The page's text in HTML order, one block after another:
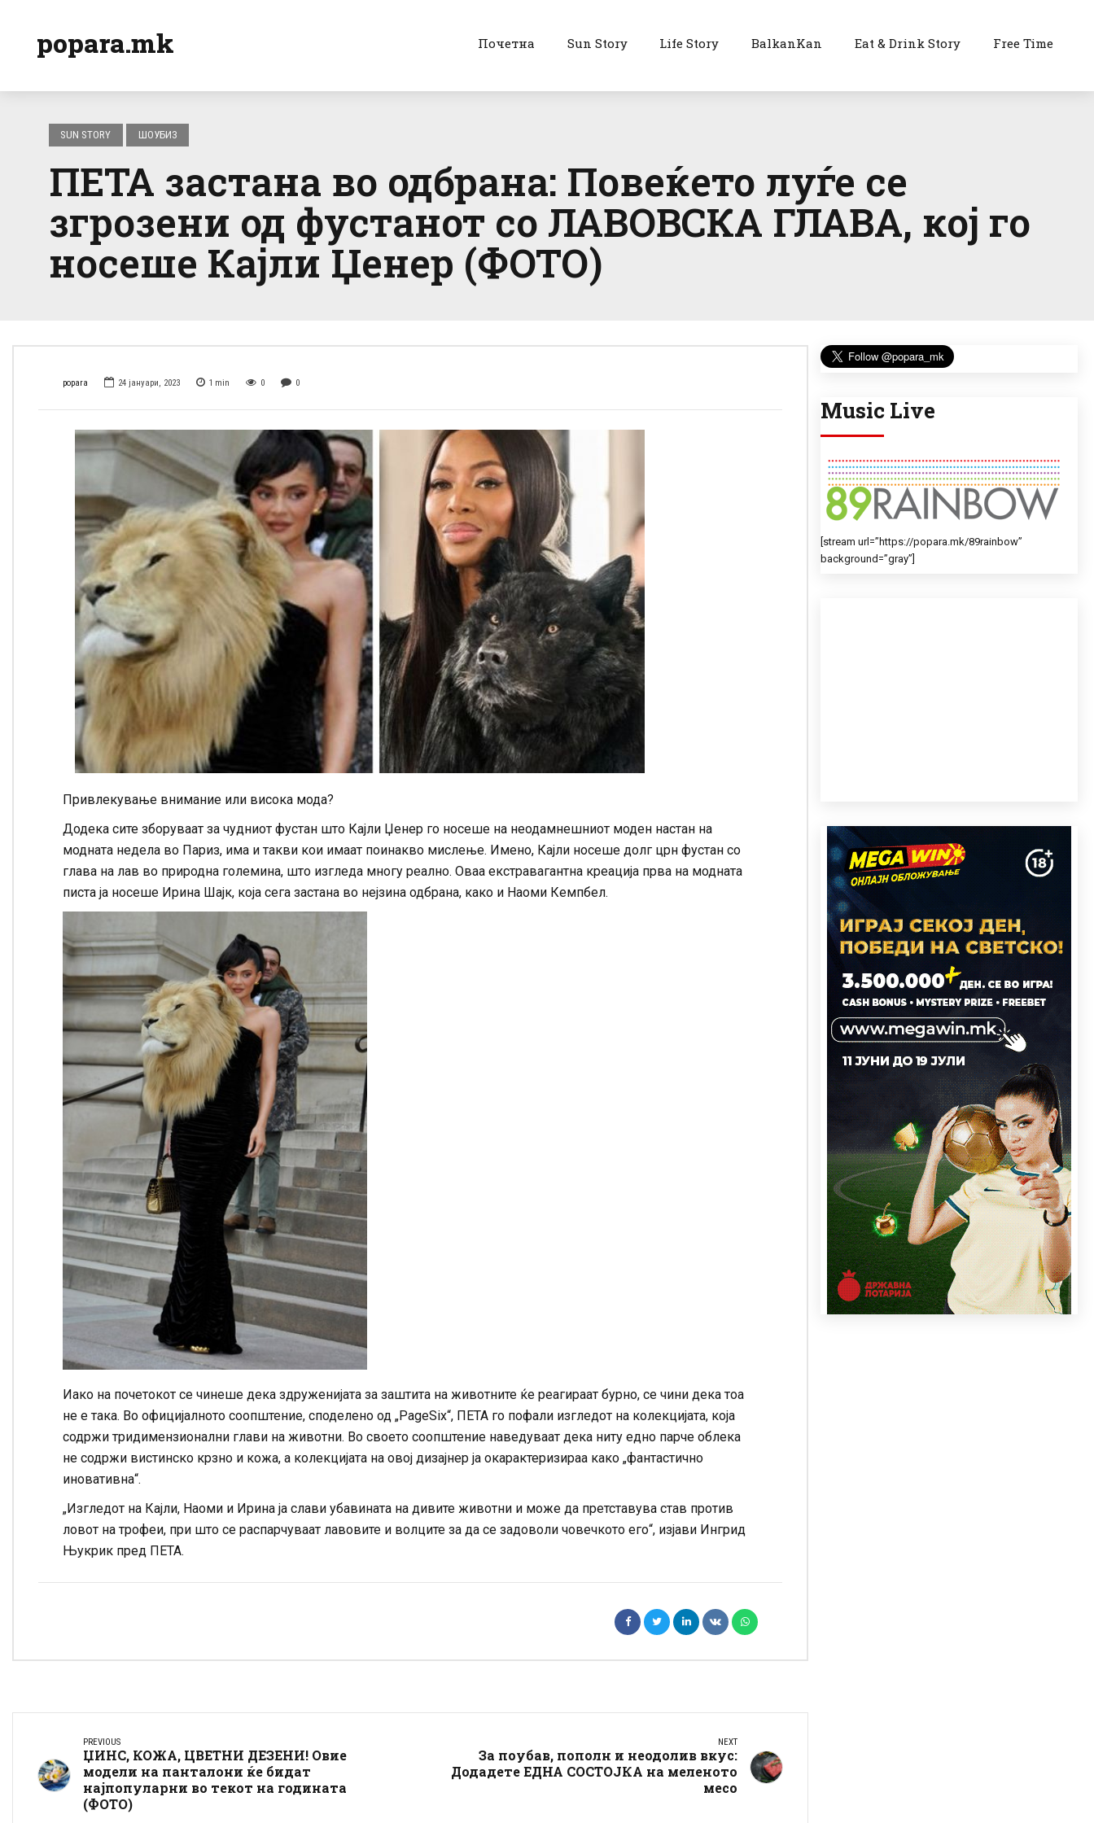
popara.mk Почетна Sun Story Life Story BalkanKan Eat & Drink Story Free Time
SUN STORY ШОУБИЗ
ПЕТА застана во одбрана: Повеќето луѓе се
згрозени од фустанот со ЛАВОВСКА ГЛАВА, кој го
носеше Кајли Џенер (ФОТО)
popara 24 јануари, 2023 1 min 0 0
Привлекување внимание или висока мода?
Додека сите зборуваат за чудниот фустан што Кајли Џенер го носеше на неодамнешниот моден настан на
модната недела во Париз, има и такви кои имаат поинакво мислење. Имено, Кајли носеше долг црн фустан со
глава на лав во природна големина, што изгледа многу реално. Оваа екстравагантна креација прва на модната
писта ја носеше Ирина Шајк, која сега застана во нејзина одбрана, како и Наоми Кемпбел.
Иако на почетокот се чинеше дека здруженијата за заштита на животните ќе реагираат бурно, се чини дека тоа
не е така. Во официјалното соопштение, споделено од „PageSix“, ПЕТА го пофали изгледот на колекцијата, која
содржи тридимензионални глави на животни. Во своето соопштение наведуваат дека ниту едно парче облека
не содржи вистинско крзно и кожа, а колекцијата на овој дизајнер ја окарактеризираа како „фантастично
иновативна“.
„Изгледот на Кајли, Наоми и Ирина ја слави убавината на дивите животни и може да претставува став против
ловот на трофеи, при што се распарчуваат лавовите и волците за да се задоволи човечкото его“, изјави Ингрид
Њукрик пред ПЕТА.
PREVIOUS
ЏИНС, КОЖА, ЦВЕТНИ ДЕЗЕНИ! Овие
модели на панталони ќе бидат
најпопуларни во текот на годината
(ФОТО)
NEXT
За поубав, пополн и неодолив вкус:
Додадете ЕДНА СОСТОЈКА на меленото
месо
Music Live
[stream url=”https://popara.mk/89rainbow”
background=”gray”]